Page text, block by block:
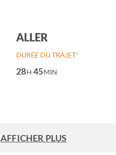
ALLER
DURÉE DU TRAJET*
28H 45MIN
AFFICHER PLUS